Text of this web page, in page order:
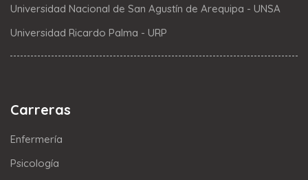
Universidad Nacional de San Agustín de Arequipa - UNSA
Universidad Ricardo Palma - URP
Carreras
Enfermería
Psicología